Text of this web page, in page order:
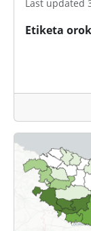
Last updated
Etiketa